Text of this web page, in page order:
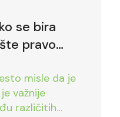
se bira
pravo
misle da je
važnije
različitih